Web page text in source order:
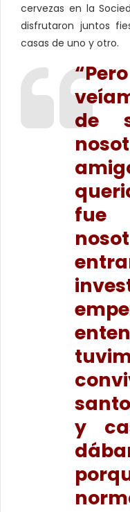
cervezas en la
disfrutaron juntos
casas de uno y otro.
de
fue
y